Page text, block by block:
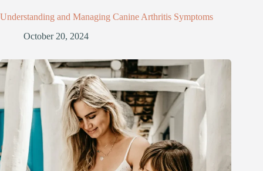
Understanding and Managing Canine Arthritis Symptoms
October 20, 2024